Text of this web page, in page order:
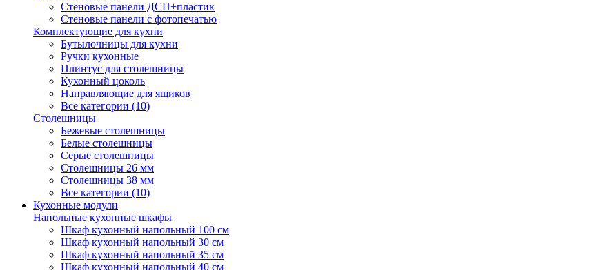
Стеновые панели ДСП+пластик
Стеновые панели с фотопечатью
Комплектующие для кухни
Бутылочницы для кухни
Ручки кухонные
Плинтус для столешницы
Кухонный цоколь
Направляющие для ящиков
Все категории (10)
Столешницы
Бежевые столешницы
Белые столешницы
Серые столешницы
Столешницы 26 мм
Столешницы 38 мм
Все категории (10)
Кухонные модули
Напольные кухонные шкафы
Шкаф кухонный напольный 100 см
Шкаф кухонный напольный 30 см
Шкаф кухонный напольный 35 см
Шкаф кухонный напольный 40 см